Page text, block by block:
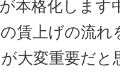
本格化します
賃上げの流れ
大変重要だと